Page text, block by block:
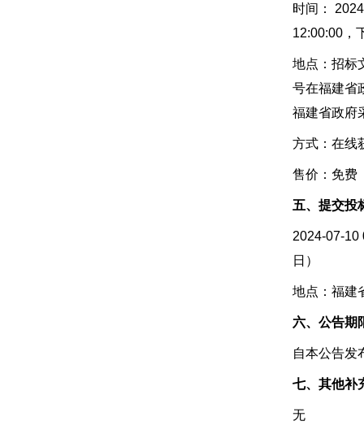
时间：
12:00:00，
地点：招标
号在福建省
福建省政府
方式：在线
售价：免费
五、提交投
2024-07-10
日）
地点：福建
六、公告期
自本公告发
七、其他补
无